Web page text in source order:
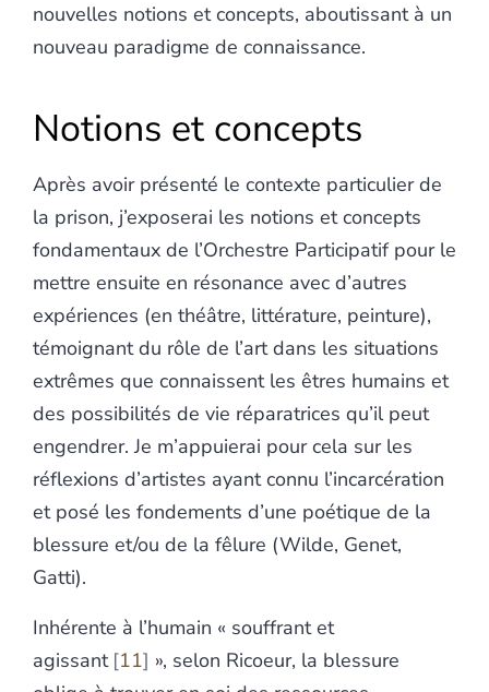
nouvelles notions et concepts, aboutissant à un
nouveau paradigme de connaissance.
Notions et concepts
Après avoir présenté le contexte particulier de
la prison, j’exposerai les notions et concepts
fondamentaux de l’Orchestre Participatif pour le
mettre ensuite en résonance avec d’autres
expériences (en théâtre, littérature, peinture),
témoignant du rôle de l’art dans les situations
extrêmes que connaissent les êtres humains et
des possibilités de vie réparatrices qu’il peut
engendrer. Je m’appuierai pour cela sur les
réflexions d’artistes ayant connu l’incarcération
et posé les fondements d’une poétique de la
blessure et/ou de la fêlure (Wilde, Genet,
Gatti).
Inhérente à l’humain « souffrant et
agissant 11 », selon Ricoeur, la blessure